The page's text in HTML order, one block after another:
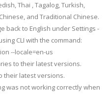
Thai , Tagalog, Turkish,
and Traditional Chinese.
back to English under Settings -
CLI with the command:
--locale=en-us
to their latest versions.
their latest versions.
was not working correctly when